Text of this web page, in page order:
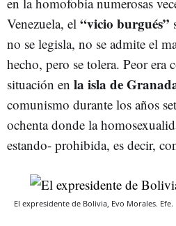
Venezuela, el “vicio burgués”
no se legisla, no se admite el
hecho, pero se tolera. Peor era
situación en la isla de
comunismo durante los años
ochenta donde la
estando- prohibida, es decir,
El expresidente de Bolivia, Evo Morales. Efe.